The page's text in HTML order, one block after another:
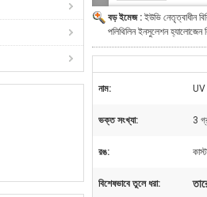
বড় ইমেজ : ইউভি নেতৃত্বাধীন
পলিথিলিন ইনসুলেশন হ্যালোজেন
নাম: UV
ভক্ত সংখ্যা: 3
রঙ:
বিশেষভাবে তুলে ধরা: